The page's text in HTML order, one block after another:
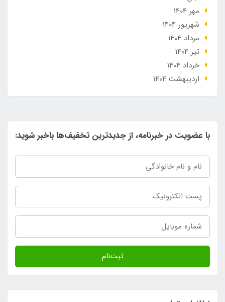
مهر 1404
شهریور 1404
مرداد 1404
تير 1404
خرداد 1404
ارديبهشت 1404
با عضویت در خبرنامه، از جدیدترین تخفیف‌ها باخبر شوید:
ثبت‌نام